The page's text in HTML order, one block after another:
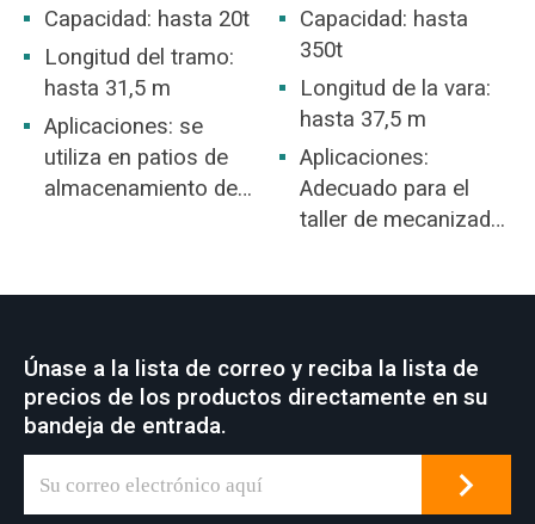
Capacidad: hasta 20t
Longitud del tramo:
hasta 31,5 m
Aplicaciones: se
utiliza en patios de
almacenamiento de
puertos y barcos,
etc. La grúa aérea es
una característica
lugares de trabajo
Capacidad: hasta
350t
Longitud de la vara:
hasta 37,5 m
Aplicaciones:
Adecuado para el
taller de mecanizado,
taller de la industria
ligera y textil, taller de
Únase a la lista de correo y reciba la lista de
precios de los productos directamente en su
bandeja de entrada.